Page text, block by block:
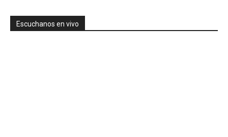
Escuchanos en vivo